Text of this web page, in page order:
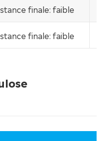
finale: faible
finale: faible